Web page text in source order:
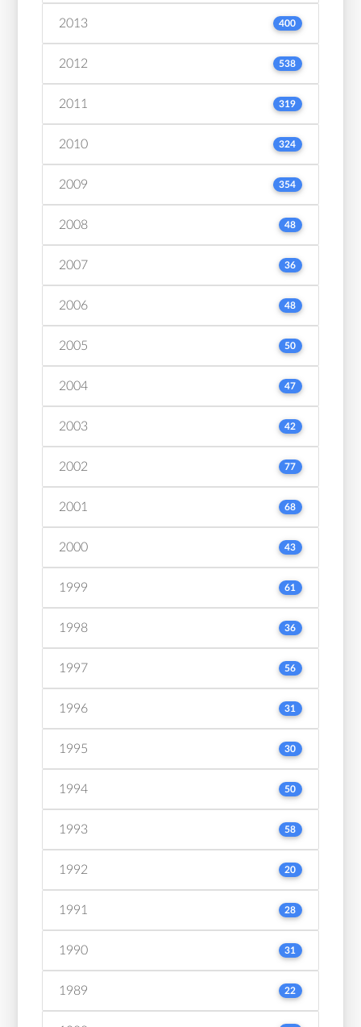
2013 400
2012 538
2011 319
2010 324
2009 354
2008 48
2007 36
2006 48
2005 50
2004 47
2003 42
2002 77
2001 68
2000 43
1999 61
1998 36
1997 56
1996 31
1995 30
1994 50
1993 58
1992 20
1991 28
1990 31
1989 22